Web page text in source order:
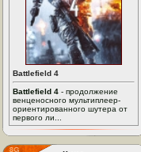
Battlefield 4
Battlefield 4 - продолжение
венценосного мультиплеер-
ориентированного шутера от
первого ли...